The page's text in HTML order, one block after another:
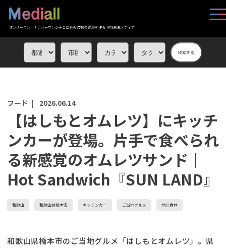
オンリーワン・ナンバーワンがそこにある 応援の循環を作る 地域創生メディア
検索する
フード | 2026.06.14
【はしもとオムレツ】にキッチ
ンカーが登場。片手で食べられ
る新感覚のオムレツサンド｜
Hot Sandwich『SUN LAND』
和歌山 和歌山県橋本市 キッチンカー ご当地グルメ 地元食材
和歌山県橋本市のご当地グルメ「はしもとオムレツ」。県